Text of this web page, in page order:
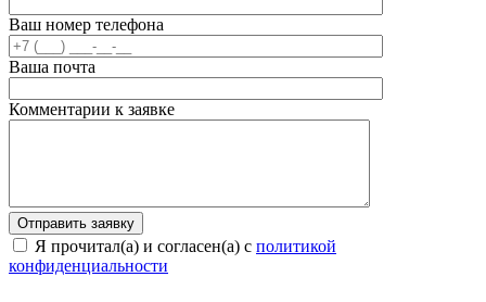
Ваш номер телефона
Ваша почта
Комментарии к заявке
Я прочитал(а) и согласен(а) с политикой
конфиденциальности